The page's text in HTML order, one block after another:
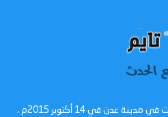
عدن تايم - صحيفة الكترونية تأسست في مدينة عدن في 14 أكتوبر 2015م ،